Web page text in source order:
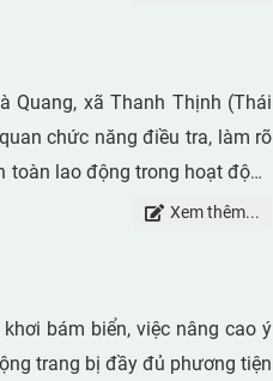
chuyên gia
những tác nhân nguy hiểm
– loại khí không màu, rất
các chất hữu cơ.
Quang, xã Thanh Thịnh (Thái
chức năng điều tra, làm rõ
lao động trong hoạt động
Xem thêm...
bám biển, việc nâng cao ý
trang bị đầy đủ phương tiện